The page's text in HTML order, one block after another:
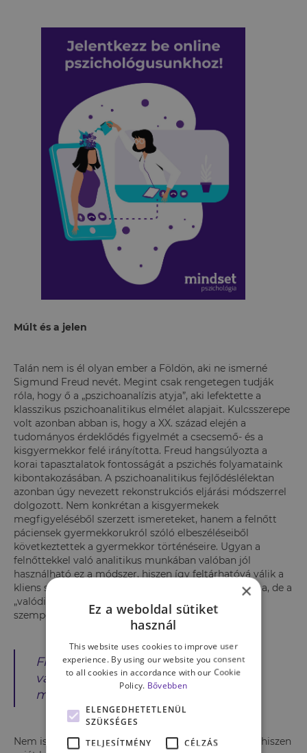
Múlt és a jelen
Talán nem is él olyan ember a Földön, aki ne ismerné
Sigmund Freud nevét. Megint csak rengetegen tudják
róla, hogy ő a „pszichoanalízis atyja”, aki lefektette a
klasszikus pszichoanalitikus elmélet alapjait. Kulcsszerepe
volt azonban abban is, hogy a XX. század elején a
tudományos érdeklődés figyelmét a csecsemő- és a
kisgyermekkor felé irányította. Freud hangsúlyozta a
korai tapasztalatok fontosságát a pszichés folyamataink
kibontakozásában. A pszichoanalitikus fejlődéslélektan
azonban úgy nevezett rekonstrukciós eljárási módszerrel
dolgozott. Nem konkrétan a kisgyermekek
megfigyeléséből szerzett ismereteket, hanem a felnőtt
páciensek gyermekkorukról szóló elbeszéléseiből
következtettek a gyermekkor történéseire. Ugyan a
felnőttekkel való analitikus munkában valóban jól
használható ez a módszer, hiszen így feltárhatóvá válik a
kliens saját gyermekkorára vonatkozó képzeletvilága, de a
„valódi kisgyermekek” tudásának megismerése
szempontjából torzító lehet.
Freuddal ellentétben Piaget
valódi kisgyermek-
megfigyeléseket is végzett.
Nem is ment túl messzire a tudás megszerzéséhez, hiszen
×
Ez a weboldal sütiket
használ
This website uses cookies to improve user
experience. By using our website you consent
to all cookies in accordance with our Cookie
Policy. Bővebben
ELENGEDHETETLENÜL
SZÜKSÉGES
TELJESÍTMÉNY
CÉLZÁS